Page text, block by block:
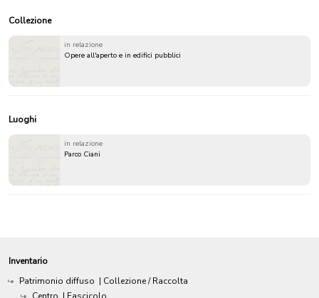
Collezione
in relazione
Opere all'aperto e in edifici pubblici
Luoghi
in relazione
Parco Ciani
Inventario
Patrimonio diffuso | Collezione / Raccolta